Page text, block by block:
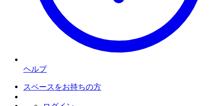
ヘルプ
スペースをお持ちの方